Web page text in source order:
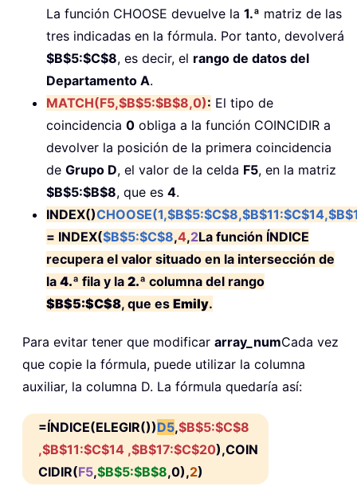
La función CHOOSE devuelve la 1.ª matriz de las
tres indicadas en la fórmula. Por tanto, devolverá
$B$5:$C$8, es decir, el rango de datos del
Departamento A.
MATCH(F5,$B$5:$B$8,0): El tipo de
coincidencia 0 obliga a la función COINCIDIR a
devolver la posición de la primera coincidencia
de Grupo D, el valor de la celda F5, en la matriz
$B$5:$B$8, que es 4.
INDEX()
= INDEX($B$5:$C$8,4,2La función ÍNDICE
recupera el valor situado en la intersección de
la 4.ª fila y la 2.ª columna del rango
$B$5:$C$8, que es Emily.
Para evitar tener que modificar array_numCada vez
que copie la fórmula, puede utilizar la columna
auxiliar, la columna D. La fórmula quedaría así:
=ÍNDICE(ELEGIR())D5,$B$5:$C$8
,$B$11:$C$14 ,$B$17:$C$20),COIN
CIDIR(F5,$B$5:$B$8,0),2)